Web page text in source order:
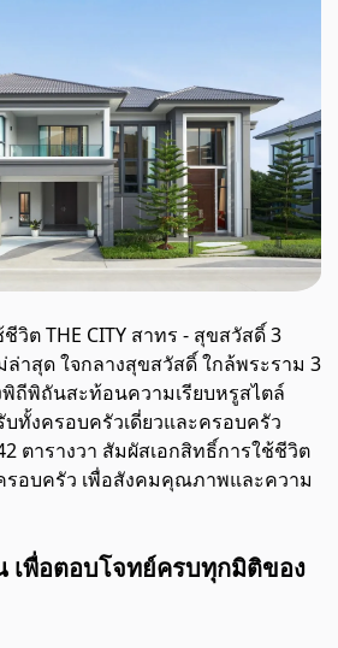
วิต THE CITY สาทร - สุขสวัสดิ์ 3
ล่าสุด ใจกลางสุขสวัสดิ์ ใกล้พระราม 3
ถีพิถันสะท้อนความเรียบหรูสไตล์
ทั้งครอบครัวเดี่ยวและครอบครัว
ตารางวา สัมผัสเอกสิทธิ์การใช้ชีวิต
รอบครัว เพื่อสังคมคุณภาพและความ
เพื่อตอบโจทย์ครบทุกมิติของ